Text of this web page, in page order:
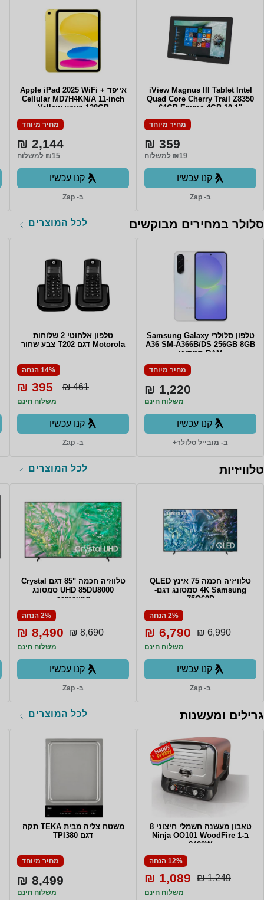
iView Magnus III Tablet Intel
Quad Core Cherry Trail Z8350
64GB Emmc 4GB 10.1"
(1280x800)
TOUCHSCREEiView Magnus
Cherry Trail Z8350 64GB
Emmc 4GB 10.1" (1280x800)
TOUCHSCREE
מחיר מיוחד
359 ₪
₪19 למשלוח
קנו עכשיו
ב- Zap
אייפד Apple iPad 2025 WiFi +
Cellular MD7H4KN/A 11-inch
128GB בצבע Yellow
מחיר מיוחד
2,144 ₪
₪15 למשלוח
קנו עכשיו
ב- Zap
סלולר במחירים מבוקשים לכל המוצרים
טלפון סלולרי Samsung Galaxy
A36 SM-A366B/DS 256GB 8GB
RAM סמסונג
מחיר מיוחד
1,220 ₪
משלוח חינם
קנו עכשיו
ב- מובייל סלולר+
טלפון אלחוטי 2 שלוחות
Motorola דגם T202 צבע שחור
14% הנחה
461 ₪
395 ₪
משלוח חינם
קנו עכשיו
ב- Zap
טלוויזיות לכל המוצרים
טלוויזיה חכמה 75 אינץ QLED
4K Samsung סמסונג דגם-
75Q60D
2% הנחה
6,990 ₪
6,790 ₪
משלוח חינם
קנו עכשיו
ב- Zap
טלווזיה חכמה "85 דגם Crystal
UHD 85DU8000 סמסונג
samsung
2% הנחה
8,690 ₪
8,490 ₪
משלוח חינם
קנו עכשיו
ב- Zap
גרילים ומעשנות לכל המוצרים
טאבון מעשנה חשמלי חיצוני 8
ב-1 Ninja OO101 WoodFire
2400W
12% הנחה
1,249 ₪
1,089 ₪
משלוח חינם
משטח צליה מבית TEKA תקה
דגם TPI380
מחיר מיוחד
8,499 ₪
משלוח חינם